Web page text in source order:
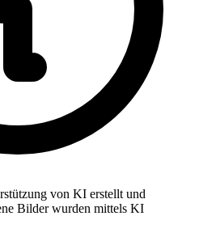
von KI erstellt und
Bilder wurden mittels KI